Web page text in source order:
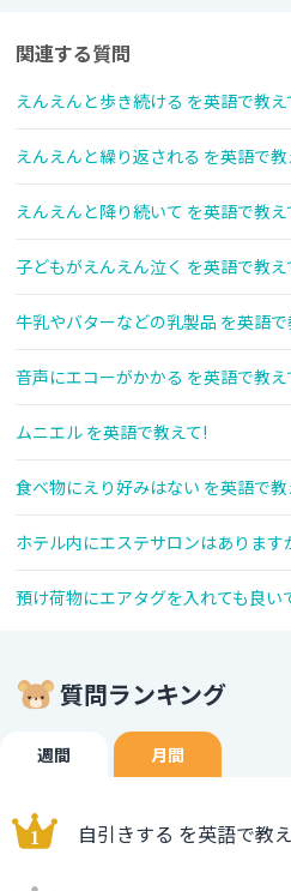
関連する質問
えんえんと歩き続ける を英語で教え
えんえんと繰り返される を英語で教
えんえんと降り続いて を英語で教え
子どもがえんえん泣く を英語で教え
牛乳やバターなどの乳製品 を英語で
音声にエコーがかかる を英語で教え
ムニエル を英語で教えて!
食べ物にえり好みはない を英語で教
ホテル内にエステサロンはあります
預け荷物にエアタグを入れても良い
質問ランキング
週間 月間
自引きする を英語で教